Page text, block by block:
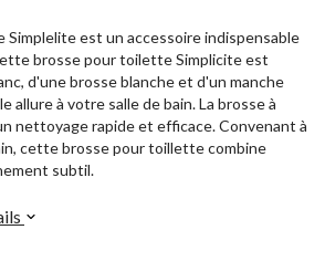
est un accessoire indispensable
brosse pour toilette Simplicite est
d'une brosse blanche et d'un manche
allure à votre salle de bain. La brosse à
nettoyage rapide et efficace. Convenant à
cette brosse pour toillette combine
subtil.